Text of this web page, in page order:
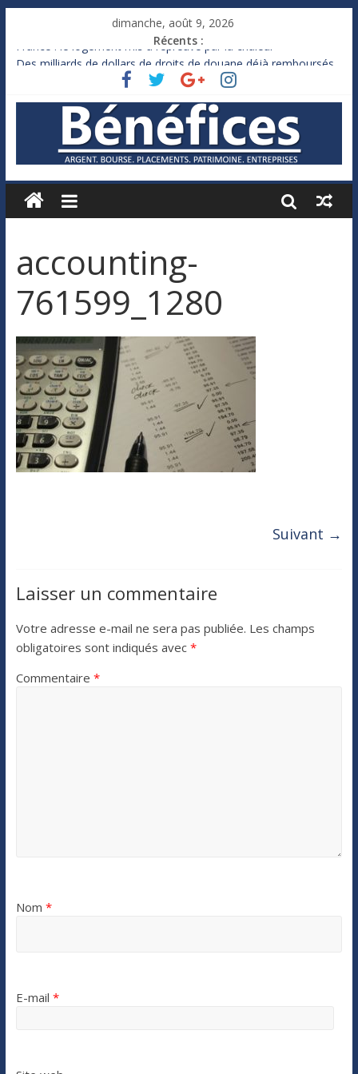
dimanche, août 9, 2026
Récents :
France : le logement mis à l’épreuve par la chaleur
Des milliards de dollars de droits de douane déjà remboursés
Royaume-Uni : Andy Burnham recule sur l’impôt
Xavier Niel, le milliardaire qui ne touche presque rien
Ruée des fortunes russes vers l’étranger
accounting-
761599_1280
Suivant →
Laisser un commentaire
Votre adresse e-mail ne sera pas publiée. Les champs
obligatoires sont indiqués avec *
Commentaire *
Nom *
E-mail *